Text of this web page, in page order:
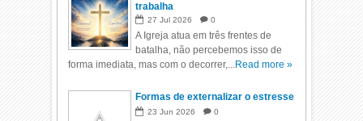
trabalha
27 Jul 2026 0
A Igreja atua em três frentes de
batalha, não percebemos isso de
forma imediata, mas com o decorrer,...Read more »
Formas de externalizar o estresse
23 Jun 2026 0